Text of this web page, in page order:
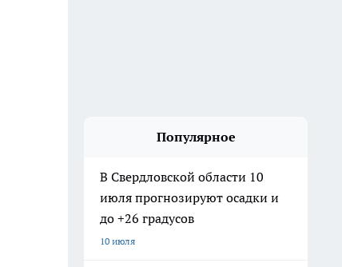
Популярное
В Свердловской области 10
июля прогнозируют осадки и
до +26 градусов
10 июля